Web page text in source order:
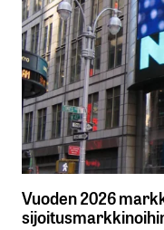
Vuoden 2026